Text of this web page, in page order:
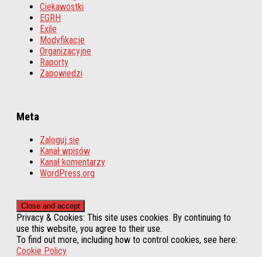
Ciekawostki
EGRH
Exile
Modyfikacje
Organizacyjne
Raporty
Zapowiedzi
Meta
Zaloguj się
Kanał wpisów
Kanał komentarzy
WordPress.org
Privacy & Cookies: This site uses cookies. By continuing to
use this website, you agree to their use.
To find out more, including how to control cookies, see here:
Cookie Policy